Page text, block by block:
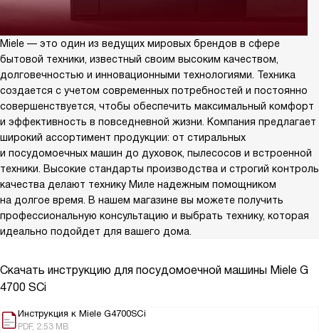
Miele — это один из ведущих мировых брендов в сфере
бытовой техники, известный своим высоким качеством,
долговечностью и инновационными технологиями. Техника
создается с учетом современных потребностей и постоянно
совершенствуется, чтобы обеспечить максимальный комфорт
и эффективность в повседневной жизни. Компания предлагает
широкий ассортимент продукции: от стиральных
и посудомоечных машин до духовок, пылесосов и встроенной
техники. Высокие стандарты производства и строгий контроль
качества делают технику Миле надежным помощником
на долгое время. В нашем магазине вы можете получить
профессиональную консультацию и выбрать технику, которая
идеально подойдет для вашего дома.
Скачать инструкцию для посудомоечной машины Miele G
4700 SCi
Инструкция к Miele G4700SCi
PDF, 2.53 MB